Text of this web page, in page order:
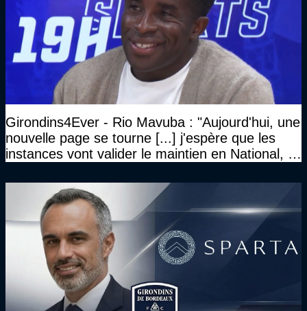
Girondins4Ever - Rio Mavuba : "Aujourd'hui, une
nouvelle page se tourne [...] j'espère que les
instances vont valider le maintien en National, et
haut niveau"